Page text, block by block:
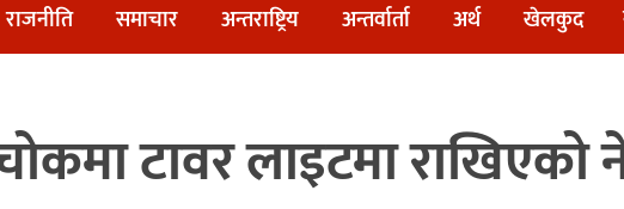
राजनीति समाचार अन्तराष्ट्रिय अन्तर्वार्ता अर्थ खेलकुद
टावर लाइटमा राखिएको